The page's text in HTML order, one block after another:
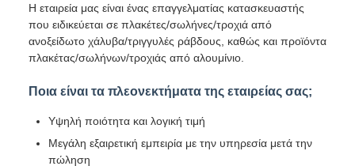
Η εταιρεία μας είναι ένας επαγγελματίας κατασκευαστής
που ειδικεύεται σε πλακέτες/σωλήνες/τροχιά από
ανοξείδωτο χάλυβα/τριγγυλές ράβδους, καθώς και προϊόντα
πλακέτας/σωλήνων/τροχιάς από αλουμίνιο.
Ποια είναι τα πλεονεκτήματα της εταιρείας σας;
Υψηλή ποιότητα και λογική τιμή
Μεγάλη εξαιρετική εμπειρία με την υπηρεσία μετά την
πώληση